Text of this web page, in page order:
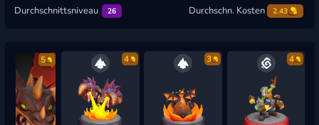
Durchschnittsniveau 26 Durchschn. Kosten 2.43
5 4 3 4